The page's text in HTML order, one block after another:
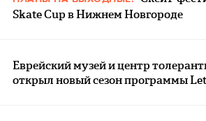
Skate Cup в Нижнем Новгороде
Еврейский музей и центр
открыл новый сезон программы